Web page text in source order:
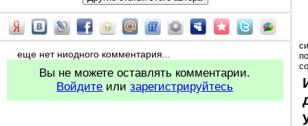
еще нет ниодного комментария...
Вы не можете оставлять комментарии.
Войдите илизарегистрируйтесь